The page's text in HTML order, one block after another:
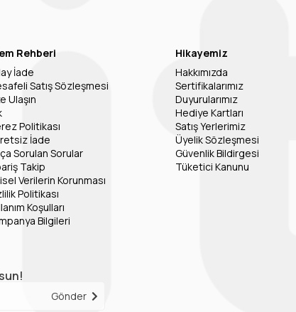
Rehberi
İade
Satış Sözleşmesi
Ulaşın
Politikası
İade
Sorulan Sorular
Takip
Verilerin Korunması
Politikası
Koşulları
Bilgileri
Hikayemiz
Hakkımızda
Sertifikalarımız
Duyurularımız
Hediye Kartları
Satış Yerlerimiz
Üyelik Sözleşmesi
Güvenlik Bildirgesi
Tüketici Kanunu
Gönder